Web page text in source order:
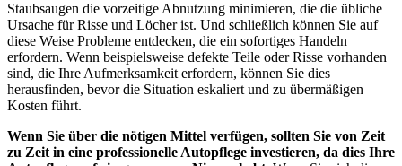
Staubsaugen die vorzeitige Abnutzung minimieren, die die übliche
Ursache für Risse und Löcher ist. Und schließlich können Sie auf
diese Weise Probleme entdecken, die ein sofortiges Handeln
erfordern. Wenn beispielsweise defekte Teile oder Risse vorhanden
sind, die Ihre Aufmerksamkeit erfordern, können Sie dies
herausfinden, bevor die Situation eskaliert und zu übermäßigen
Kosten führt.
Wenn Sie über die nötigen Mittel verfügen, sollten Sie von Zeit
zu Zeit in eine professionelle Autopflege investieren, da dies Ihre